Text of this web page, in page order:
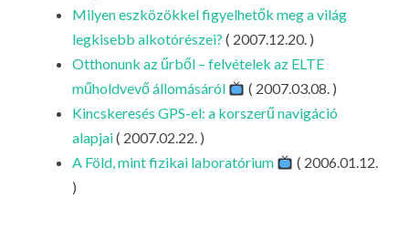
Milyen eszközökkel figyelhetők meg a világ
legkisebb alkotórészei? ( 2007.12.20. )
Otthonunk az űrből – felvételek az ELTE
műholdvevő állomásáról
( 2007.03.08. )
Kincskeresés GPS-el: a korszerű navigáció
alapjai( 2007.02.22. )
A Föld, mint fizikai laboratórium
( 2006.01.12.
)